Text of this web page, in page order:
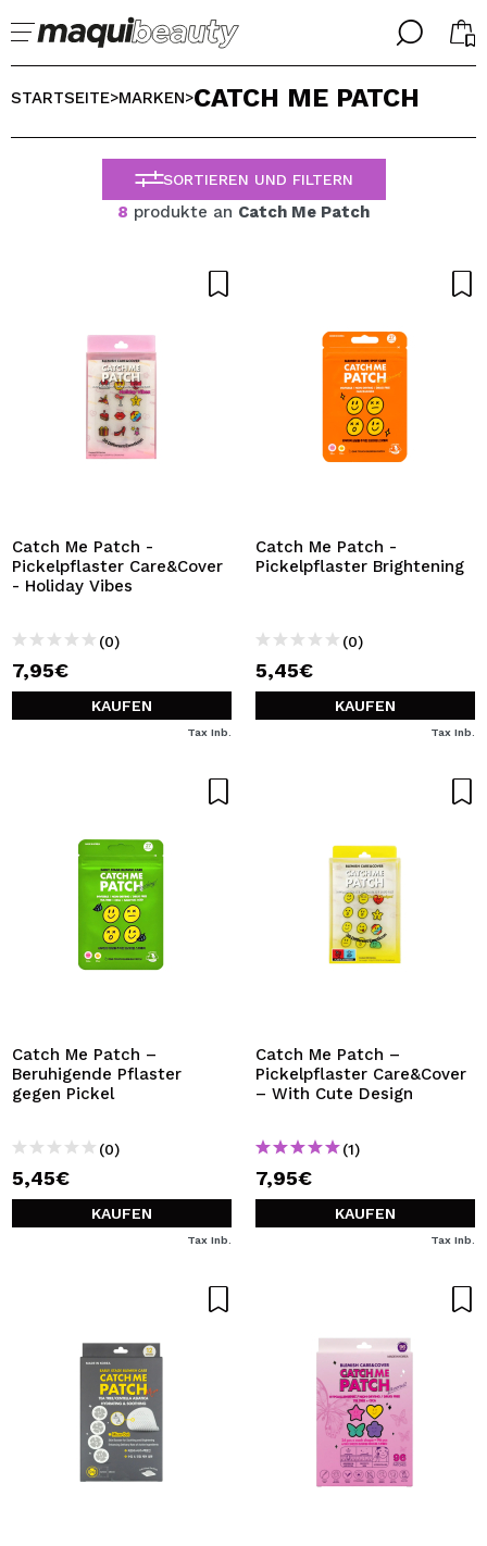
╳
WILLKOMMEN!
Ich habe hier kein Konto
Durch die Erstellung eines Kontos bei Maquillalia.de
können Sie Ihre Einkäufe schnell tätigen, den Status Ihrer
BENUTZERKONTO ERSTELLEN
╳
WÄHLE DEINE SPRACHE
ALEMAN
ESPAÑOL
ENGLISH
PORTUGUESE
STARTSEITE>MARKEN>CATCH ME PATCH
SORTIEREN UND FILTERN
8 produkte an Catch Me Patch
Catch Me Patch -
Pickelpflaster Care&Cover
- Holiday Vibes
(0)
7,95€
KAUFEN
Tax Inb.
Catch Me Patch -
Pickelpflaster Brightening
(0)
5,45€
KAUFEN
Tax Inb.
Catch Me Patch –
Beruhigende Pflaster
gegen Pickel
(0)
5,45€
KAUFEN
Tax Inb.
Catch Me Patch –
Pickelpflaster Care&Cover
– With Cute Design
(1)
7,95€
KAUFEN
Tax Inb.